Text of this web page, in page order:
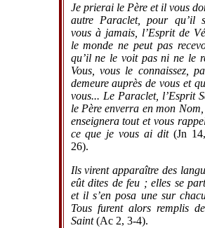
Je prierai le Père et il vous
autre Paraclet, pour qu’il
vous à jamais, l’Esprit de
le monde ne peut pas
qu’il ne le voit pas ni ne le
Vous, vous le connaissez,
demeure auprès de vous et
vous... Le Paraclet, l’Esprit
le Père enverra en mon
enseignera tout et vous
ce que je vous ai dit(Jn
26).
Ils virent apparaître des
eût dites de feu ; elles se
et il s’en posa une sur
Tous furent alors remplis
Saint(Ac 2, 3-4).